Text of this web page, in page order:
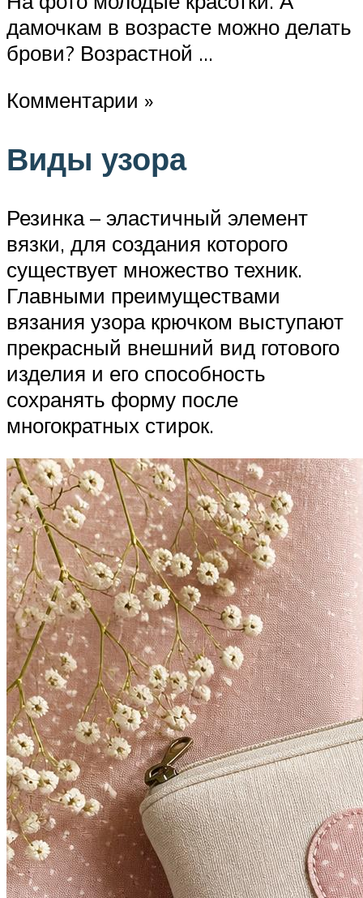
дамочкам в возрасте можно делать
брови? Возрастной …
Комментарии »
Виды узора
Резинка – эластичный элемент
вязки, для создания которого
существует множество техник.
Главными преимуществами
вязания узора крючком выступают
прекрасный внешний вид готового
изделия и его способность
сохранять форму после
многократных стирок.